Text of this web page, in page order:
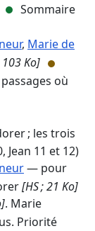
Sommaire
, Marie de
Ko]
où
; les trois
Jean 11 et 12)
— pour
[HS ; 21 Ko]
. Marie
Priorité